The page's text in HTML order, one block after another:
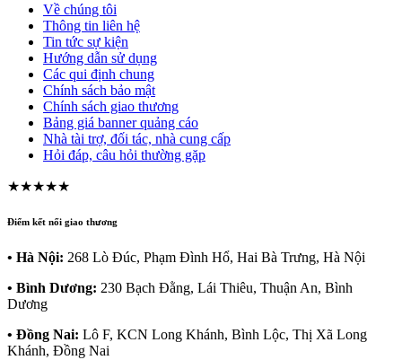
Về chúng tôi
Thông tin liên hệ
Tin tức sự kiện
Hướng dẫn sử dụng
Các qui định chung
Chính sách bảo mật
Chính sách giao thương
Bảng giá banner quảng cáo
Nhà tài trợ, đối tác, nhà cung cấp
Hỏi đáp, câu hỏi thường gặp
★★★★★
Điểm kết nối giao thương
• Hà Nội: 268 Lò Đúc, Phạm Đình Hổ, Hai Bà Trưng, Hà Nội
• Bình Dương: 230 Bạch Đằng, Lái Thiêu, Thuận An, Bình
Dương
• Đồng Nai: Lô F, KCN Long Khánh, Bình Lộc, Thị Xã Long
Khánh, Đồng Nai